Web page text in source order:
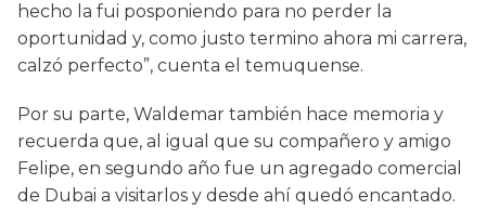
hecho la fui posponiendo para no perder la
oportunidad y, como justo termino ahora mi carrera,
calzó perfecto”, cuenta el temuquense.
Por su parte, Waldemar también hace memoria y
recuerda que, al igual que su compañero y amigo
Felipe, en segundo año fue un agregado comercial
de Dubai a visitarlos y desde ahí quedó encantado.